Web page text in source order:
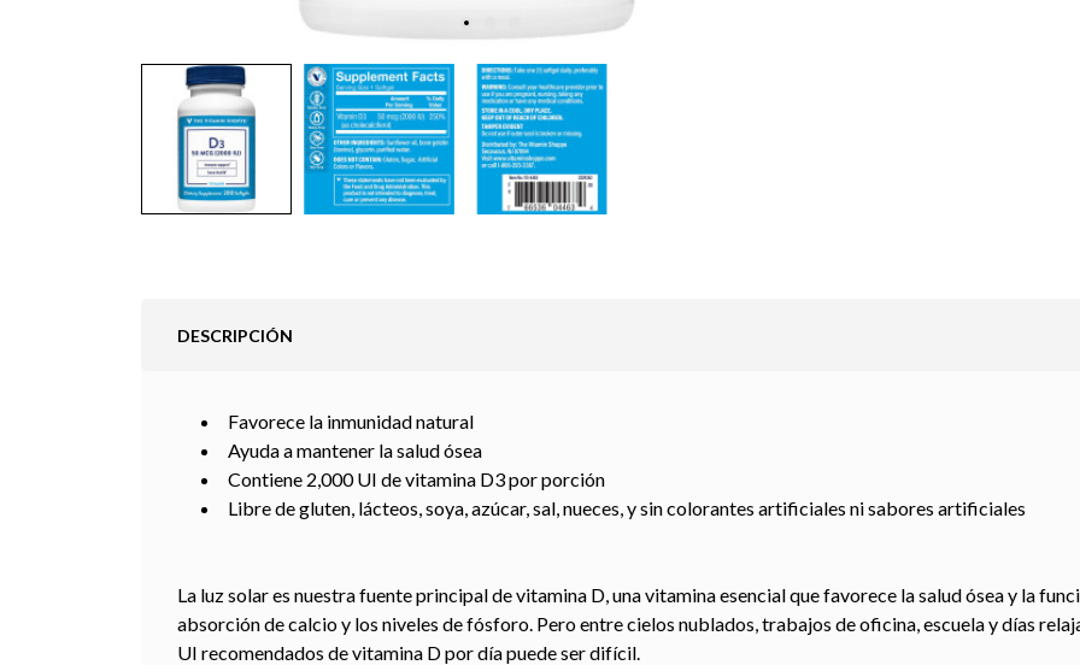
DESCRIPCIÓN
Favorece la inmunidad natural
Ayuda a mantener la salud ósea
Contiene 2,000 UI de vitamina D3 por porción
Libre de gluten, lácteos, soya, azúcar, sal, nueces, y sin colorantes artificiales ni sabores artificiales
La luz solar es nuestra fuente principal de vitamina D, una vitamina esencial que favorece la salud ósea y la
absorción de calcio y los niveles de fósforo. Pero entre cielos nublados, trabajos de oficina, escuela y días
UI recomendados de vitamina D por día puede ser difícil.